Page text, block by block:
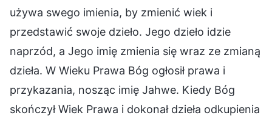
używa swego imienia, by zmienić wiek i
przedstawić swoje dzieło. Jego dzieło idzie
naprzód, a Jego imię zmienia się wraz ze zmianą
dzieła. W Wieku Prawa Bóg ogłosił prawa i
przykazania, nosząc imię Jahwe. Kiedy Bóg
skończył Wiek Prawa i dokonał dzieła odkupienia